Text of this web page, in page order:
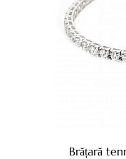
Brățară